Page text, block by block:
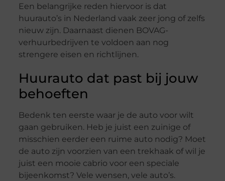
Een belangrijke reden hiervoor is dat
huurauto’s in Nederland vaak zeer jong of zelfs
nieuw zijn. Daarnaast dienen BOVAG-
verhuurbedrijven te voldoen aan nog
strengere eisen en richtlijnen.
Huurauto dat past bij jouw
behoeften
Bedenk ten eerste waar je de auto voor wilt
gaan gebruiken. Heb je juist een zuinige of
misschien eerder een ruime auto nodig? Moet
de auto zijn voorzien van een trekhaak of wil je
juist een mooie cabrio voor een speciale
bijeenkomst? Vele wensen, vele auto’s.